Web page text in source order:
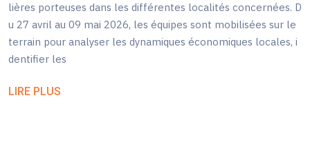
lières porteuses dans les différentes localités concernées. D
u 27 avril au 09 mai 2026, les équipes sont mobilisées sur le
terrain pour analyser les dynamiques économiques locales, i
dentifier les
LIRE PLUS